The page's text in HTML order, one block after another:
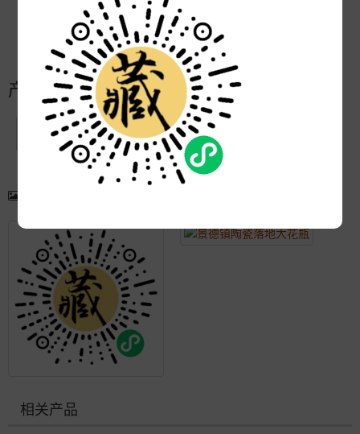
景德镇市辰天陶瓷有限公司
2021-05-21 11:09:06
产品简介
相关产品